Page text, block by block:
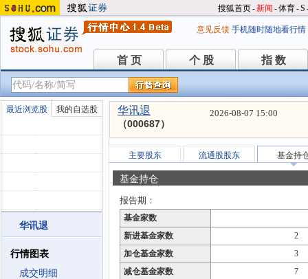
搜狐首页-新闻 -体育-S
意见反馈 手机随时随地看行情
首 页
首 页 个 股
个 股 指 数
指 数
最近浏览股 我的自选股
华讯退
行情图表
成交明细
华讯退
（000687）
2026-08-07 15:00
主要股东 流通股股东 基金持
基金持仓
报告期：
基金家数
新进基金家数
2
加仓基金家数
3
减仓基金家数
7